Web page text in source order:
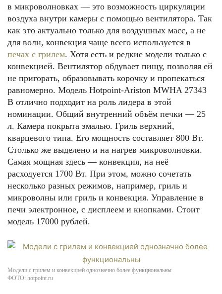
в микроволновках — это возможность циркуляции
воздуха внутри камеры с помощью вентилятора. Так
как это актуально только для воздушных масс, а не
для волн, конвекция чаще всего используется в
печах с грилем. Хотя есть и редкие модели только с
конвекцией. Вентилятор обдувает пищу, позволяя ей
не пригорать, образовывать корочку и пропекаться
равномерно. Модель Hotpoint-Ariston MWHA 27343
B отлично подходит на роль лидера в этой
номинации. Общий внутренний объём печки — 25
л. Камера покрыта эмалью. Гриль верхний,
кварцевого типа. Его мощность составляет 800 Вт.
Столько же выделено и на нагрев микроволновки.
Самая мощная здесь — конвекция, на неё
расходуется 1700 Вт. При этом, можно сочетать
несколько разных режимов, например, гриль и
микроволны или гриль и конвекция. Управление в
печи электронное, с дисплеем и кнопками. Стоит
модель 17000 рублей.
Модели с грилем и конвекцией однозначно более функциональны
ФОТО: hotpoint.ru